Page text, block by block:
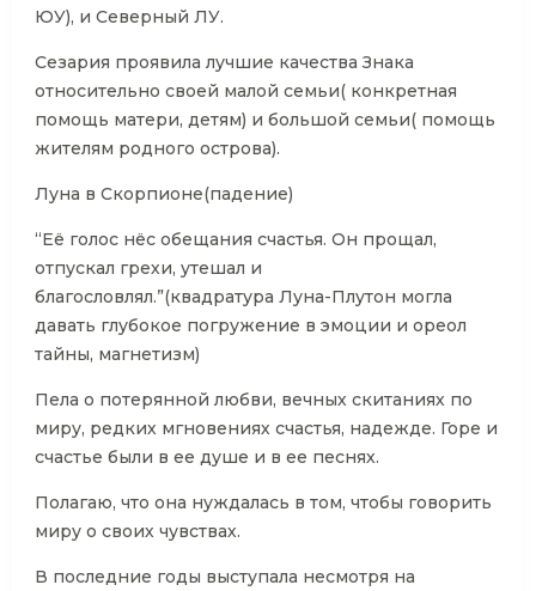
ЮУ), и Северный ЛУ.
Сезария проявила лучшие качества Знака
относительно своей малой семьи( конкретная
помощь матери, детям) и большой семьи( помощь
жителям родного острова).
Луна в Скорпионе(падение)
“Её голос нёс обещания счастья. Он прощал,
отпускал грехи, утешал и
благословлял.”(квадратура Луна-Плутон могла
давать глубокое погружение в эмоции и ореол
тайны, магнетизм)
Пела о потерянной любви, вечных скитаниях по
миру, редких мгновениях счастья, надежде. Горе и
счастье были в ее душе и в ее песнях.
Полагаю, что она нуждалась в том, чтобы говорить
миру о своих чувствах.
В последние годы выступала несмотря на